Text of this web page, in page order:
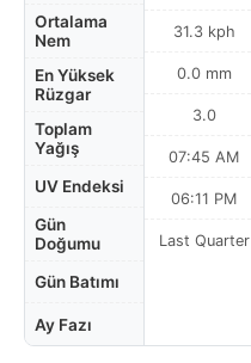
Ortalama
Nem
En Yüksek
Rüzgar
Toplam
Yağış
UV Endeksi
Gün
Doğumu
Gün Batımı
Ay Fazı
31.3 kph
0.0 mm
3.0
07:45 AM
06:11 PM
Last Quarter